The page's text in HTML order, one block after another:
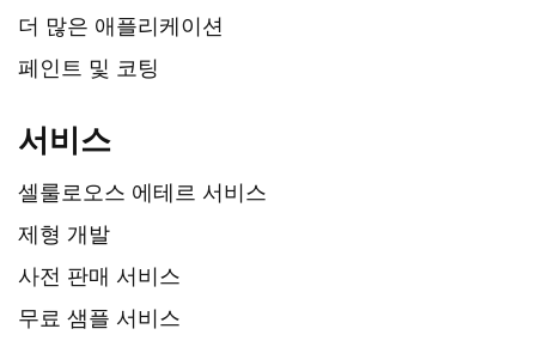
더 많은 애플리케이션
페인트 및 코팅
서비스
셀룰로오스 에테르 서비스
제형 개발
사전 판매 서비스
무료 샘플 서비스